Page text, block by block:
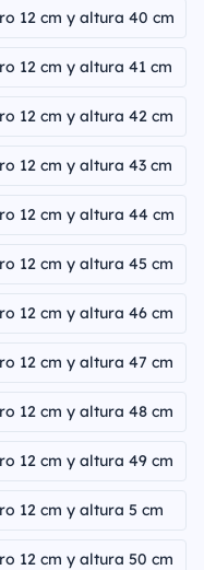
12 cm y altura 40 cm
12 cm y altura 41 cm
12 cm y altura 42 cm
12 cm y altura 43 cm
12 cm y altura 44 cm
12 cm y altura 45 cm
12 cm y altura 46 cm
12 cm y altura 47 cm
12 cm y altura 48 cm
12 cm y altura 49 cm
12 cm y altura 5 cm
12 cm y altura 50 cm